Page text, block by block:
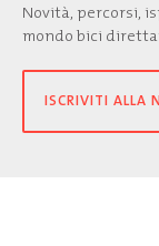
Novità, percorsi,
mondo bici
ISCRIVITI ALLA